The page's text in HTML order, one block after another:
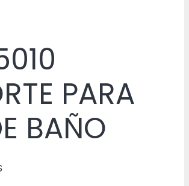
PARA
BAÑO